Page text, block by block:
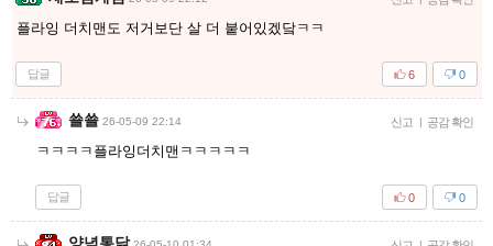
플라잉 더치맨도 저거보단 살 더 붙어있겠닼ㅋㅋ
답글 0
6
쑐쑐 26-05-09 22:14 신고 | 공감 확인
ㅋㅋㅋㅋ플라잉더치맨ㅋㅋㅋㅋㅋ
답글 0
0